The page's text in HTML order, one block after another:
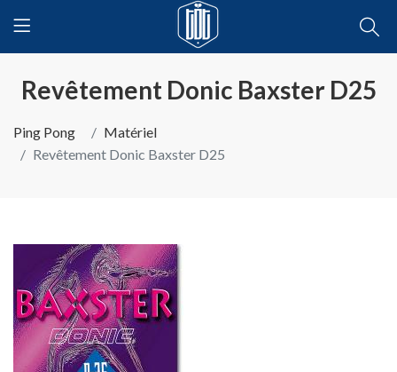
Revêtement Donic Baxster D25
Ping Pong
Matériel
Revêtement Donic Baxster D25